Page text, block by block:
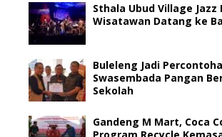
Sthala Ubud Village
Wisatawan Datang ke
Buleleng Jadi
Swasembada Pangan
Sekolah
Gandeng M Mart, Coca
Program Recycle